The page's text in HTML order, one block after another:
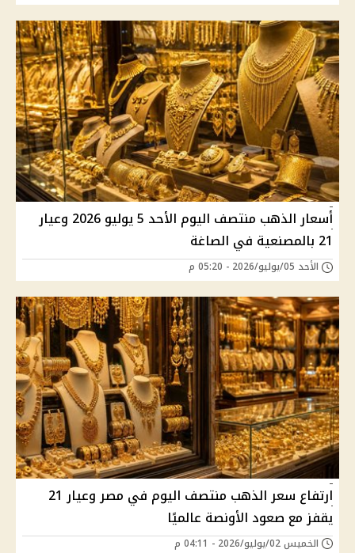
أسعار الذهب منتصف اليوم الأحد 5 يوليو 2026 وعيار
21 بالمصنعية في الصاغة
الأحد 05/يوليو/2026 - 05:20 م
ارتفاع سعر الذهب منتصف اليوم في مصر وعيار 21
يقفز مع صعود الأونصة عالميًا
الخميس 02/يوليو/2026 - 04:11 م